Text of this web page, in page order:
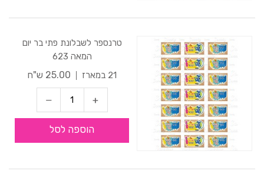
טרנספר לשבלונת פתי בר יום
המאה 623
21 במארז
25.00 ש"ח
הוספה לסל